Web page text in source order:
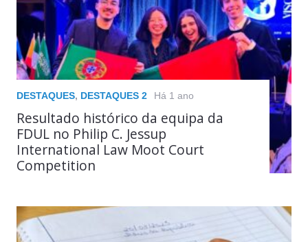
DESTAQUES, DESTAQUES 2 Há 1 ano
Resultado histórico da equipa da
FDUL no Philip C. Jessup
International Law Moot Court
Competition